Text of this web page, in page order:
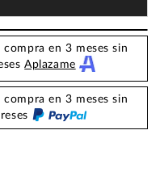
compra en 3 meses sin
Aplazame
compra en 3 meses sin